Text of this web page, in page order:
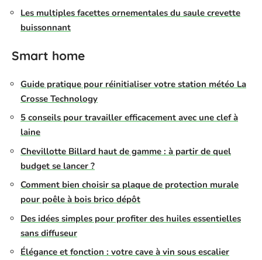
Les multiples facettes ornementales du saule crevette
buissonnant
Smart home
Guide pratique pour réinitialiser votre station météo La
Crosse Technology
5 conseils pour travailler efficacement avec une clef à
laine
Chevillotte Billard haut de gamme : à partir de quel
budget se lancer ?
Comment bien choisir sa plaque de protection murale
pour poêle à bois brico dépôt
Des idées simples pour profiter des huiles essentielles
sans diffuseur
Élégance et fonction : votre cave à vin sous escalier